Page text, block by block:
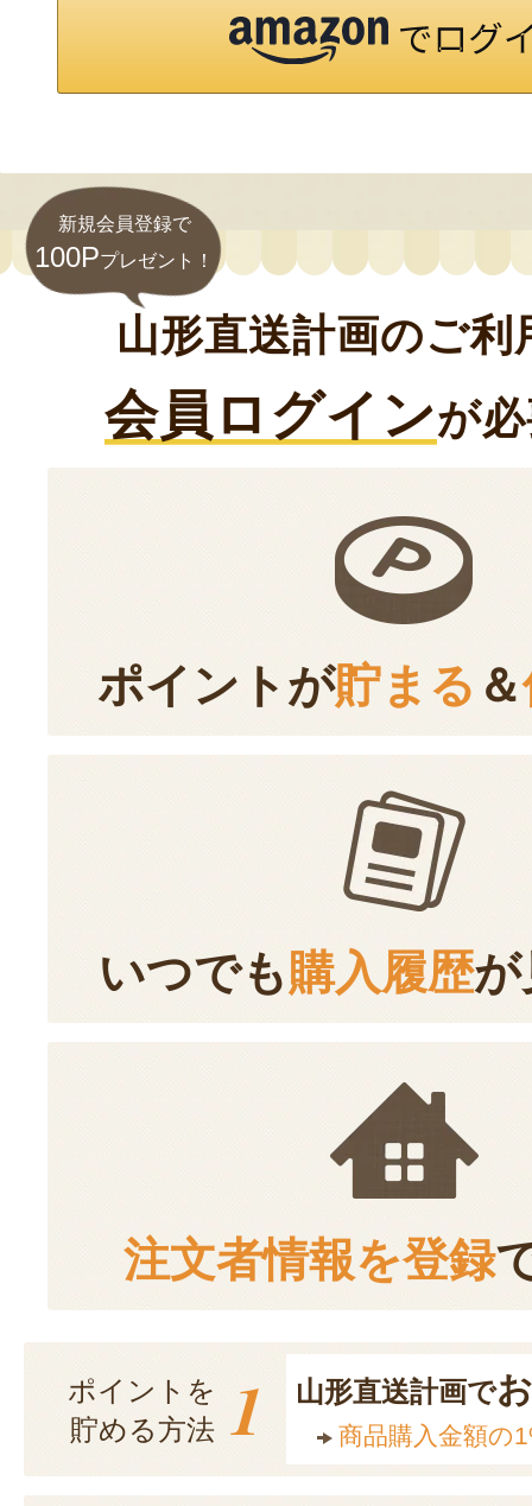
新規会員登録で
100Pプレゼント！
山形直送計画のご利
会員ログインが
ポイントが貯まる ＆
いつでも購入履歴が
注文者情報を登録
ポイントを
貯める方法 1 山形直送計画で
商品購入金額の